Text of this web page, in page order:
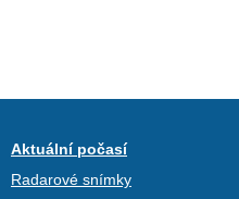
Aktuální počasí
Radarové snímky